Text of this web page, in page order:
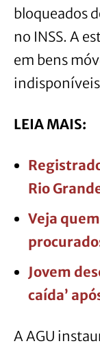
bloqueados
no INSS. A
em bens
LEIA MAIS:
Rio
Veja
Jovem
caída’
A AGU